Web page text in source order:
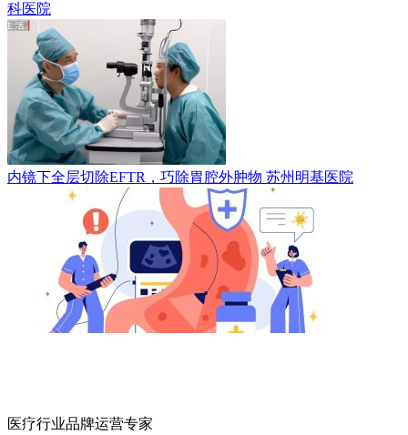
科医院
内镜下全层切除EFTR，巧除胃腔外肿物 苏州明基医院
医疗行业品牌运营专家